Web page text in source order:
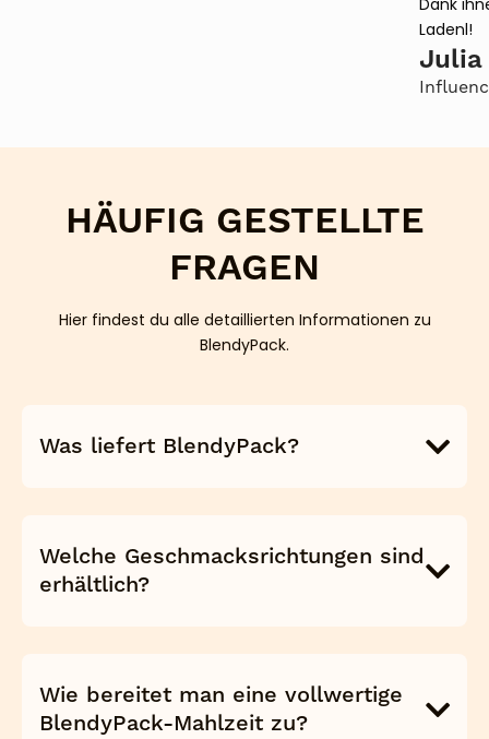
Dank
Ladenl!
Julia
HÄUFIG GESTELLTE
FRAGEN
Hier findest du alle detaillierten Informationen zu
BlendyPack.
Was liefert BlendyPack?
Welche Geschmacksrichtungen sind
erhältlich?
Wie bereitet man eine vollwertige
BlendyPack-Mahlzeit zu?